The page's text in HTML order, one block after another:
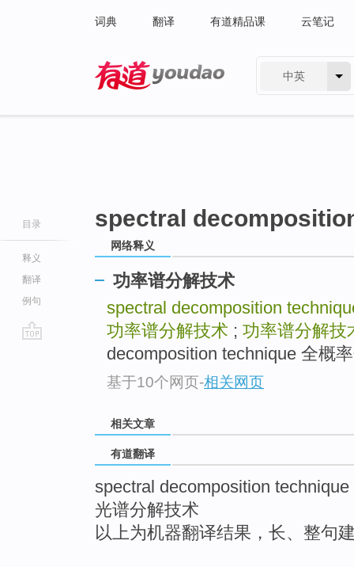
词典 翻译 有道精品课 云笔记
中英
目录
释义
翻译
例句
spectral
网络释义
功率谱分解技术
spectral decomposition
功率谱分解技术 ; 功率谱分解技
decomposition technique 全概
基于10个网页-相关网页
相关文章
有道翻译
spectral decomposition technique
光谱分解技术
以上为机器翻译结果，长、整句